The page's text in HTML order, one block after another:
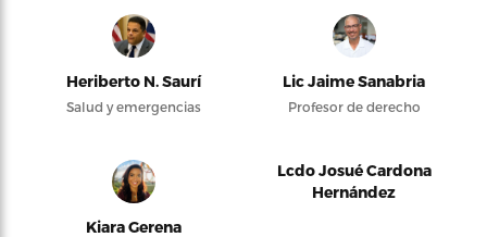
Heriberto N. Saurí
Salud y emergencias
Lic Jaime Sanabria
Profesor de derecho
Kiara Gerena
Lcdo Josué Cardona
Hernández